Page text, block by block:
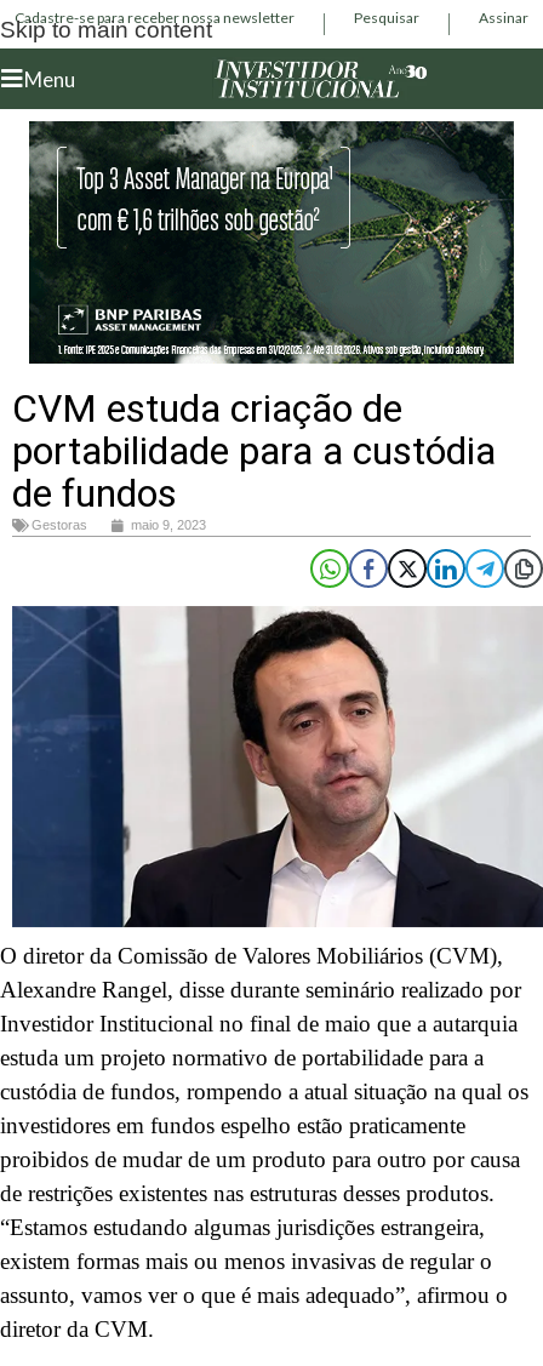
Skip to main content
Cadastre-se para receber nossa newsletter Pesquisar Assinar
Menu
CVM estuda criação de
portabilidade para a custódia
de fundos
Gestoras maio 9, 2023
O diretor da Comissão de Valores Mobiliários (CVM),
Alexandre Rangel, disse durante seminário realizado por
Investidor Institucional no final de maio que a autarquia
estuda um projeto normativo de portabilidade para a
custódia de fundos, rompendo a atual situação na qual os
investidores em fundos espelho estão praticamente
proibidos de mudar de um produto para outro por causa
de restrições existentes nas estruturas desses produtos.
“Estamos estudando algumas jurisdições estrangeira,
existem formas mais ou menos invasivas de regular o
assunto, vamos ver o que é mais adequado”, afirmou o
diretor da CVM.